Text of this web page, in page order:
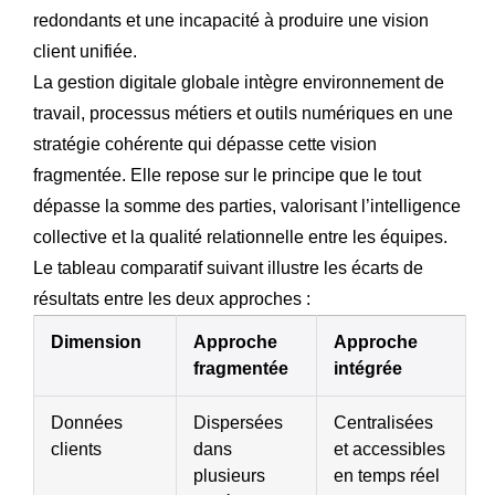
redondants et une incapacité à produire une vision
client unifiée.
La gestion digitale globale intègre environnement de
travail, processus métiers et outils numériques en une
stratégie cohérente qui dépasse cette vision
fragmentée. Elle repose sur le principe que le tout
dépasse la somme des parties, valorisant l’intelligence
collective et la qualité relationnelle entre les équipes.
Le tableau comparatif suivant illustre les écarts de
résultats entre les deux approches :
Dimension
Approche
fragmentée
Approche
intégrée
Données
clients
Dispersées
dans
plusieurs
Centralisées
et accessibles
en temps réel